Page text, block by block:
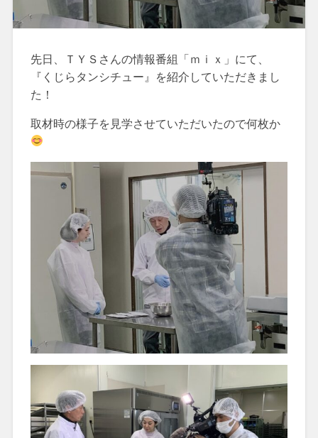
先日、ＴＹＳさんの情報番組「ｍｉｘ」にて、
『くじらタンシチュー』を紹介していただきまし
た！
取材時の様子を見学させていただいたので何枚か